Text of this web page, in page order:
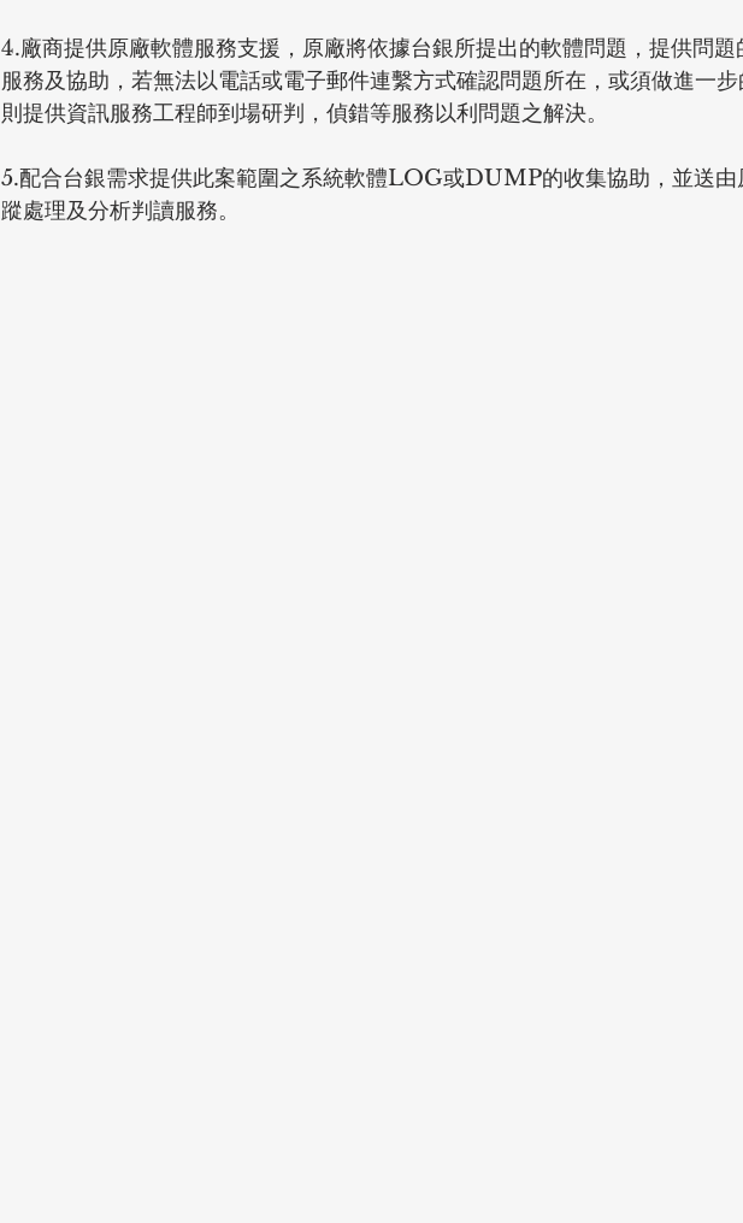
4.廠商提供原廠軟體服務支援，原廠將依據台銀所提出的軟體問題，提供問
服務及協助，若無法以電話或電子郵件連繫方式確認問題所在，或須做進一步
則提供資訊服務工程師到場研判，偵錯等服務以利問題之解決。
5.配合台銀需求提供此案範圍之系統軟體LOG或DUMP的收集協助，並送由
蹤處理及分析判讀服務。